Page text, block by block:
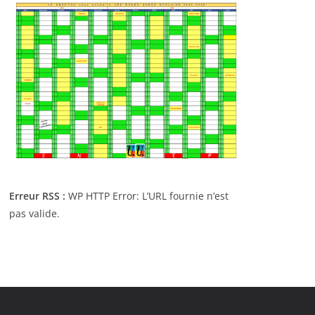
Erreur RSS : WP HTTP Error: L’URL fournie n’est
pas valide.